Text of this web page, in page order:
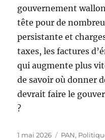
gouvernement
tête pour de
persistante et
taxes, les factures
qui augmente plus
de savoir où donner
devrait faire le
?
Publié
1 mai 2026 Catégories
PAN,